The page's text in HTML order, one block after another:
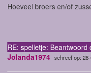
Hoeveel broers en/of
RE: spelletje: Beantwoord
Jolanda1974 schreef op: